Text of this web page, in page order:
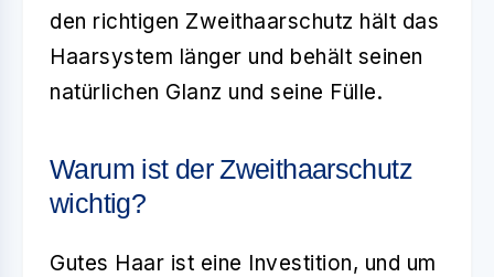
den richtigen Zweithaarschutz hält das
Haarsystem länger und behält seinen
natürlichen Glanz und seine Fülle.
Warum ist der Zweithaarschutz
wichtig?
Gutes Haar ist eine Investition, und um